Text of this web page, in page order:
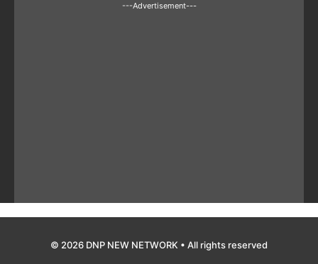
---Advertisement---
© 2026 DNP NEW NETWORK • All rights reserved